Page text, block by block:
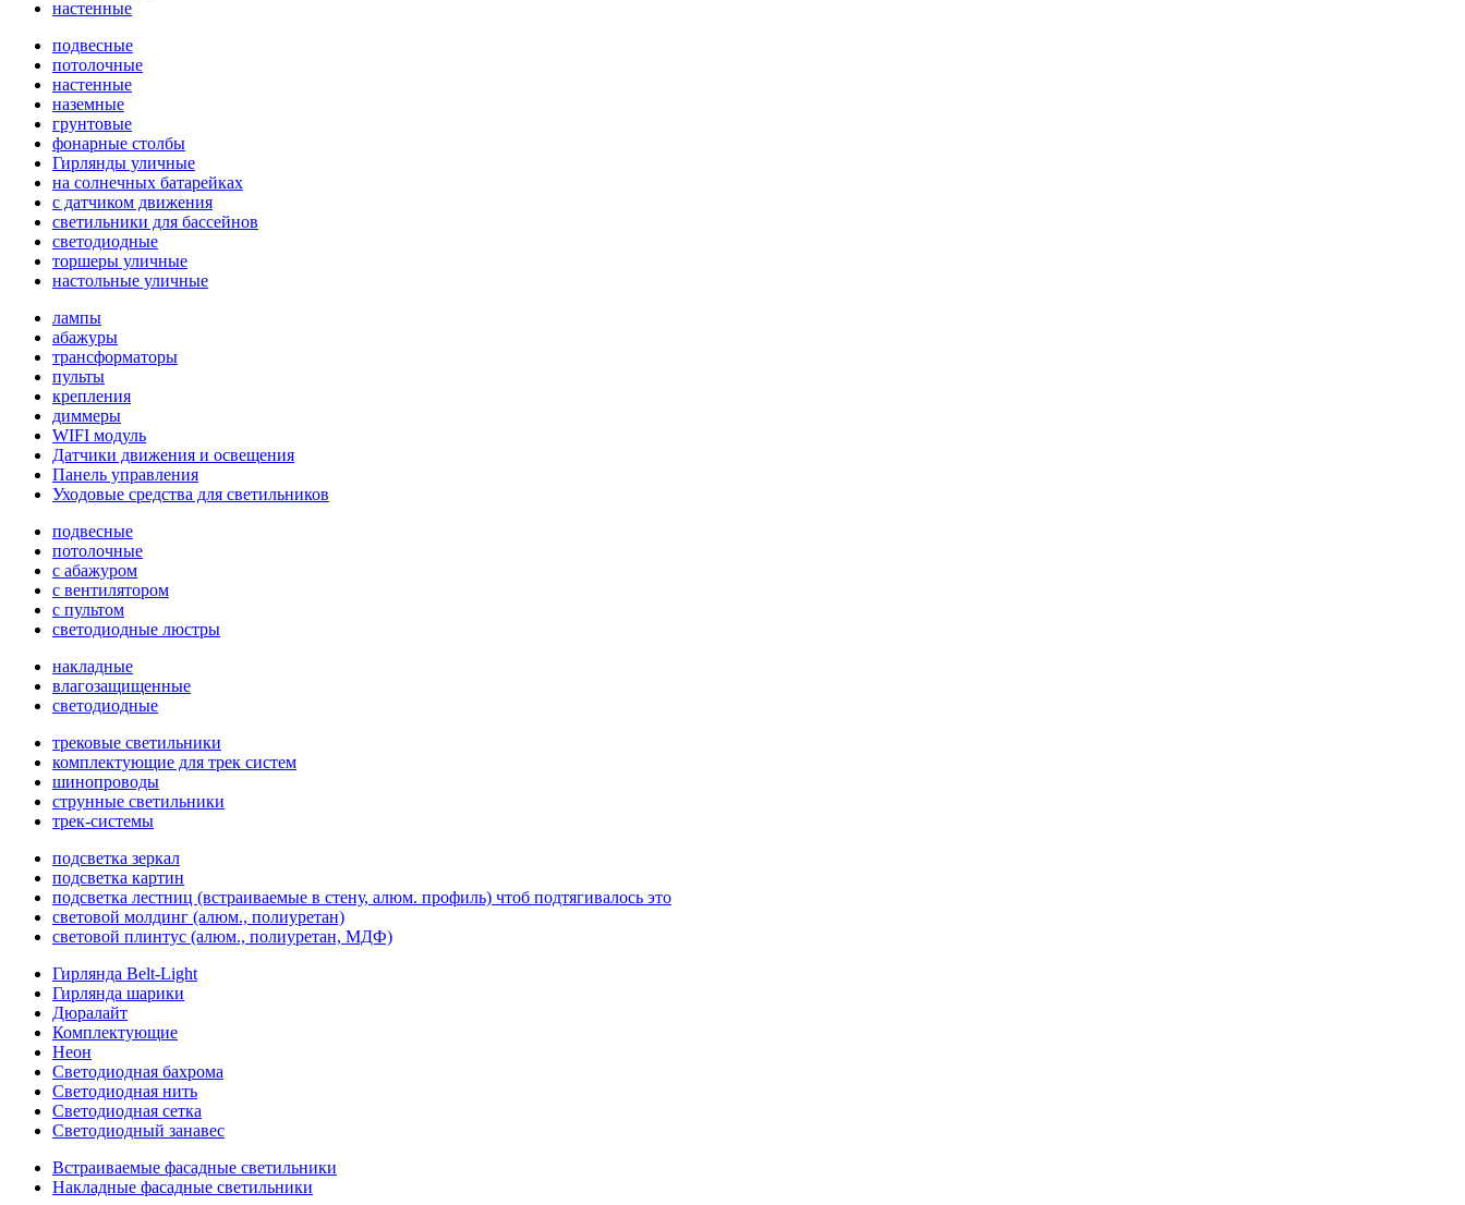
настенные
подвесные
потолочные
настенные
наземные
грунтовые
фонарные столбы
Гирлянды уличные
на солнечных батарейках
с датчиком движения
светильники для бассейнов
светодиодные
торшеры уличные
настольные уличные
лампы
абажуры
трансформаторы
пульты
крепления
диммеры
WIFI модуль
Датчики движения и освещения
Панель управления
Уходовые средства для светильников
подвесные
потолочные
с абажуром
с вентилятором
с пультом
светодиодные люстры
накладные
влагозащищенные
светодиодные
трековые светильники
комплектующие для трек систем
шинопроводы
струнные светильники
трек-системы
подсветка зеркал
подсветка картин
подсветка лестниц (встраиваемые в стену, алюм. профиль) чтоб подтягивалось это
световой молдинг (алюм., полиуретан)
световой плинтус (алюм., полиуретан, МДФ)
Гирлянда Belt-Light
Гирлянда шарики
Дюралайт
Комплектующие
Неон
Светодиодная бахрома
Светодиодная нить
Светодиодная сетка
Светодиодный занавес
Встраиваемые фасадные светильники
Накладные фасадные светильники